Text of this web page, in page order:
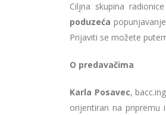
Ciljna skupina
poduzeća
Prijaviti se možete
O predavačima
Karla Posavec,
orijentiran na pripremu